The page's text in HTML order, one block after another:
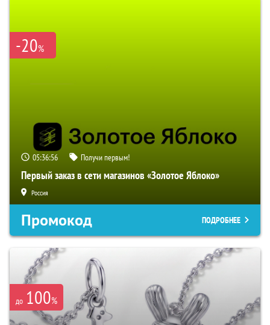
-20%
05:36:55 Получи первым!
Первый заказ в сети магазинов «Золотое Яблоко»
Россия
Промокод ПОДРОБНЕЕ
до 100%